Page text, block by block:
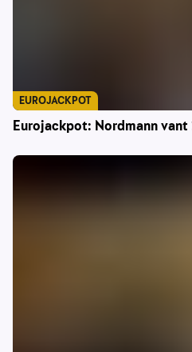
Eurojackpot: Nordmann
EUROJACKPOT